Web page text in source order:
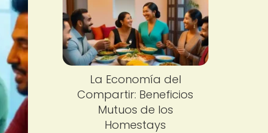
La Economía del
Compartir: Beneficios
Mutuos de los
Homestays